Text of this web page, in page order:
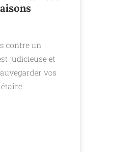
contre un
judicieuse et
vos